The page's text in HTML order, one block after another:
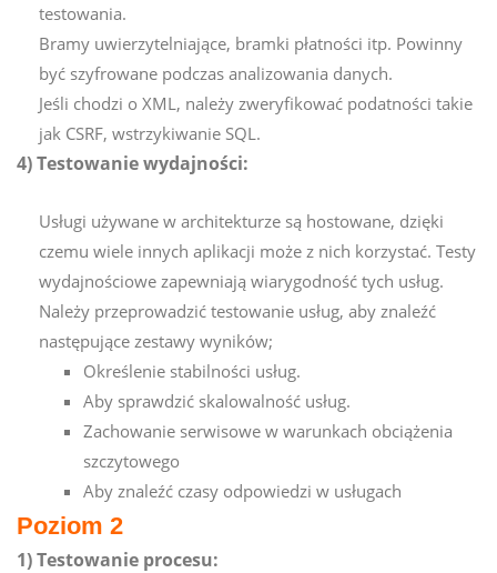
testowania.
Bramy uwierzytelniające, bramki płatności itp. Powinny
być szyfrowane podczas analizowania danych.
Jeśli chodzi o XML, należy zweryfikować podatności takie
jak CSRF, wstrzykiwanie SQL.
4) Testowanie wydajności:
Usługi używane w architekturze są hostowane, dzięki
czemu wiele innych aplikacji może z nich korzystać. Testy
wydajnościowe zapewniają wiarygodność tych usług.
Należy przeprowadzić testowanie usług, aby znaleźć
następujące zestawy wyników;
Określenie stabilności usług.
Aby sprawdzić skalowalność usług.
Zachowanie serwisowe w warunkach obciążenia
szczytowego
Aby znaleźć czasy odpowiedzi w usługach
Poziom 2
1) Testowanie procesu: